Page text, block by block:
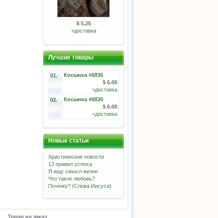
$ 5.25
+доставка
Лучшие товары
01.
Косынка #6835
$ 6.00
+доставка
02.
Косынка #6830
$ 6.00
+доставка
Новые статьи
Христианские новости
13 правил успеха
Я ищу смысл жизни
Что такое любовь?
Почему? (Слова Иисуса)
Товар на заказ